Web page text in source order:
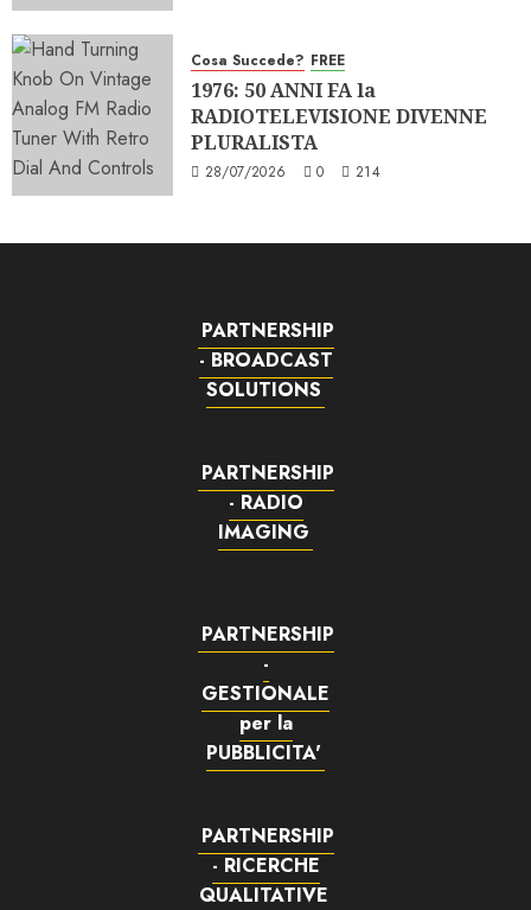
Cosa Succede? FREE
1976: 50 ANNI FA la
RADIOTELEVISIONE DIVENNE
PLURALISTA
28/07/2026 0 214
PARTNERSHIP
- BROADCAST
SOLUTIONS
PARTNERSHIP
- RADIO
IMAGING
PARTNERSHIP
-
GESTIONALE
per la
PUBBLICITA'
PARTNERSHIP
- RICERCHE
QUALITATIVE